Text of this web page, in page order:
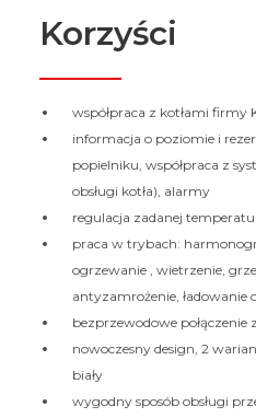
Korzyści
współpraca z kotłami firmy
informacja o poziomie i
popielniku, współpraca z
obsługi kotła), alarmy
regulacja zadanej
praca w trybach:
ogrzewanie , wietrzenie,
antyzamrożenie, ładowanie
bezprzewodowe połączenie
nowoczesny design, 2
biały
wygodny sposób obsługi